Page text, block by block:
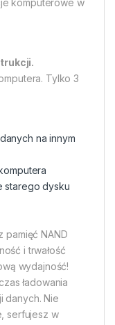
komputerowe w
Tylko 3
na innym
starego dysku
NAND
i trwałość
wydajność!
ładowania
danych. Nie
serfujesz w